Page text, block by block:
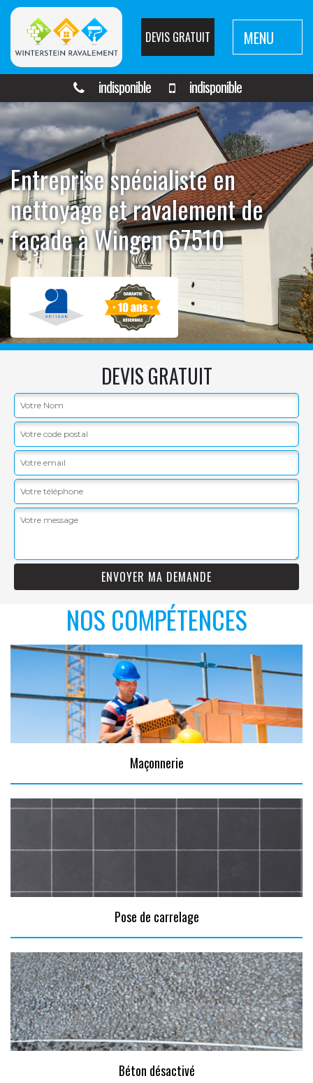
DEVIS GRATUIT MENU
indisponible indisponible
Entreprise spécialiste en
nettoyage et ravalement de
façade à Wingen 67510
DEVIS GRATUIT
NOS COMPÉTENCES
Maçonnerie
Pose de carrelage
Béton désactivé